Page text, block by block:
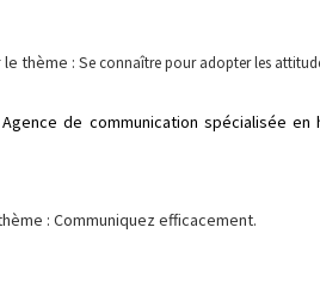
le thème : Se connaître pour adopter les
de communication spécialisée en
: Communiquez efficacement.